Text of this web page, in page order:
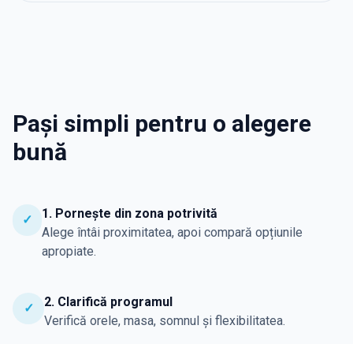
Pași simpli pentru o alegere
bună
✓
1. Pornește din zona potrivită
Alege întâi proximitatea, apoi compară opțiunile
apropiate.
✓
2. Clarifică programul
Verifică orele, masa, somnul și flexibilitatea.